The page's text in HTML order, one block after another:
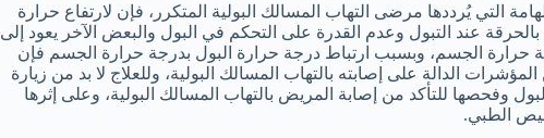
التي يُرددها مرضى التهاب المسالك البولية المتكرر، فإن لارتفاع حرارة
عند التبول وعدم القدرة على التحكم في البول والبعض الآخر يعود إلى
حرارة الجسم، وبسبب ارتباط درجة حرارة البول بدرجة حرارة الجسم فإن
الدالة على إصابته بالتهاب المسالك البولية، وللعلاج لا بد من زيارة
وفحصها للتأكد من إصابة المريض بالتهاب المسالك البولية، وعلى إثرها
الطبي.